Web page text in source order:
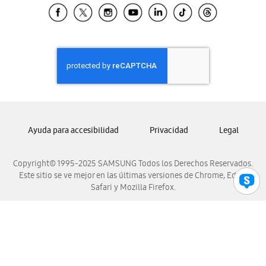
Samsung El Salvador
Samsung Honduras
Samsung Nicaragua
Samsung Panamá
Samsung Venezuela
Copyright© 1995-2025 SAMSUNG Todos los Derechos Reservados.
Este sitio se ve mejor en las últimas versiones de Chrome, Edge,
Safari y Mozilla Firefox.
Ayuda para accesibilidad Privacidad Legal